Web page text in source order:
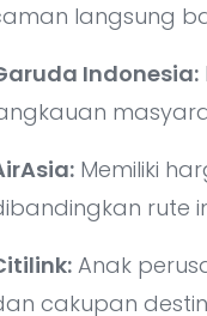
langsung
Indonesia:
Memiliki
rute
Anak
cakupan